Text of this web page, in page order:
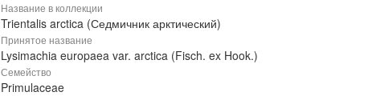
Название в коллекции
Trientalis arctica (Седмичник арктический)
Принятое название
Lysimachia europaea var. arctica (Fisch. ex Hook.)
Семейство
Primulaceae